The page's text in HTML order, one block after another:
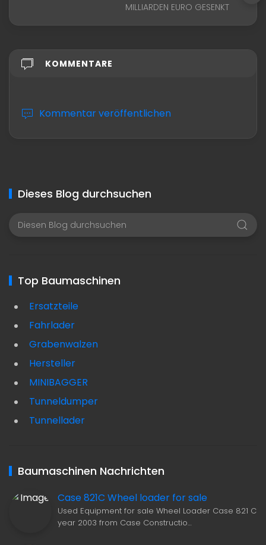
MILLIARDEN EURO GESENKT
KOMMENTARE
Kommentar veröffentlichen
Dieses Blog durchsuchen
Top Baumaschinen
Ersatzteile
Fahrlader
Grabenwalzen
Hersteller
MINIBAGGER
Tunneldumper
Tunnellader
Baumaschinen Nachrichten
Case 821C Wheel loader for sale
Used Equipment for sale Wheel Loader Case 821 C
year 2003 from Case Constructio…